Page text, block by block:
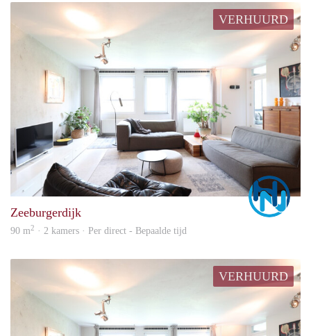
VERHUURD
Zeeburgerdijk
90 m2 · 2 kamers · Per direct - Bepaalde tijd
VERHUURD